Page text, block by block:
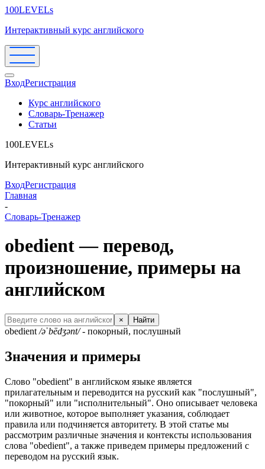
100LEVELs
Интерактивный курс английского
ВходРегистрация
Курс английского
Словарь-Тренажер
Статьи
100LEVELs
Интерактивный курс английского
ВходРегистрация
Главная
-
Словарь-Тренажер
obedient — перевод,
произношение, примеры на
английском
× Найти
obedient /əˈbēdʒənt/- покорный, послушный
Значения и примеры
Слово "obedient" в английском языке является
прилагательным и переводится на русский как "послушный",
"покорный" или "исполнительный". Оно описывает человека
или животное, которое выполняет указания, соблюдает
правила или подчиняется авторитету. В этой статье мы
рассмотрим различные значения и контексты использования
слова "obedient", а также приведем примеры предложений с
переводом на русский язык.